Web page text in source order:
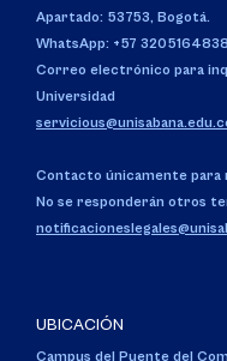
Apartado: 53753, Bogotá.
WhatsApp: +57 3205164838
Correo electrónico para
Universidad
Contacto únicamente para
No se responderán otros
UBICACIÓN
Campus del Puente del